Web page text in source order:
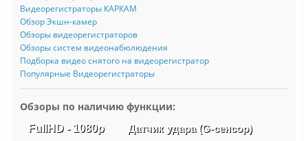
Видеорегистраторы КАРКАМ
Обзор Экшн-камер
Обзоры видеорегистраторов
Обзоры систем видеонабюлюдения
Подборка видео снятого на видеорегистратор
Популярные Видеорегистраторы
Обзоры по наличию функции:
FullHD - 1080p
Датчик удара (G-сенсор)